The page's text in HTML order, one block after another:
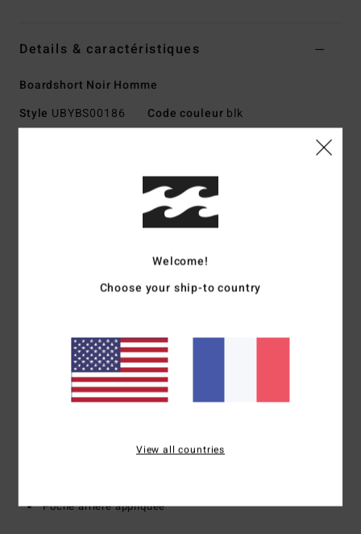
Details & caractéristiques
Boardshort Noir Homme
Style UBYBS00186 Code couleur blk
collection Otis Carey
Matière Recycler 4-Way Stretch
Matière haute performance
L'alliance parfaite entre confort et performance
Coupe :Lo Tide fit, une coupe moderne avec des poches
sur le côté et une taille lasso. Parfait pour se détendre sur
la plage ou pour aller scorer quelques vagues
Taille :taille lasso
Système de Fermeture :Cordon de serrage pour un
Poche arrière appliquée
Welcome!
Choose your ship-to country
View all countries